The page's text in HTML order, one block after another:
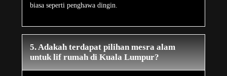
biasa seperti penghawa dingin.
5. Adakah terdapat pilihan mesra alam
untuk lif rumah di Kuala Lumpur?